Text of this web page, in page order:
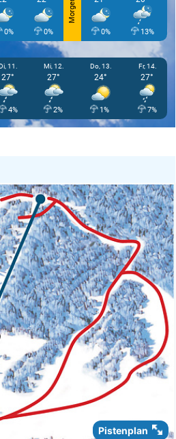
0% 0%
Morgen
0% 13%
11.
27°
4%
Mi, 12.
27°
2%
Do, 13.
24°
1%
Fr, 14.
27°
7%
Pistenplan